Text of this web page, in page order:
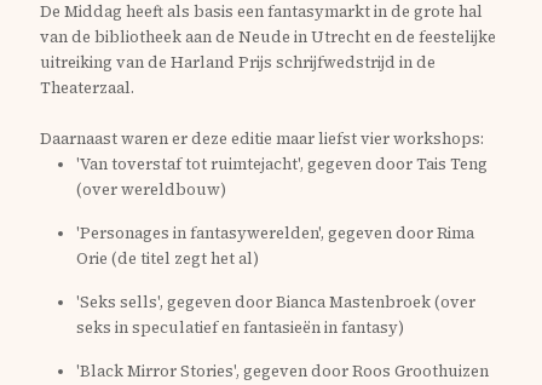
De Middag heeft als basis een fantasymarkt in de grote hal
van de bibliotheek aan de Neude in Utrecht en de feestelijke
uitreiking van de Harland Prijs schrijfwedstrijd in de
Theaterzaal.
Daarnaast waren er deze editie maar liefst vier workshops:
'Van toverstaf tot ruimtejacht', gegeven door Tais Teng
(over wereldbouw)
'Personages in fantasywerelden', gegeven door Rima
Orie (de titel zegt het al)
'Seks sells', gegeven door Bianca Mastenbroek (over
seks in speculatief en fantasieën in fantasy)
'Black Mirror Stories', gegeven door Roos Groothuizen